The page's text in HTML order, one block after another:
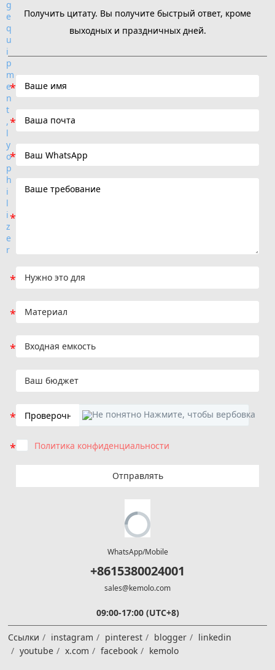
Получить цитату. Вы получите быстрый ответ, кроме
выходных и праздничных дней.
Политика конфиденциальности
Отправлять
WhatsApp/Mobile
+8615380024001
sales@kemolo.com
09:00-17:00 (UTC+8)
Ссылки instagram pinterest blogger
linkedin
youtube
x.com facebook kemolo